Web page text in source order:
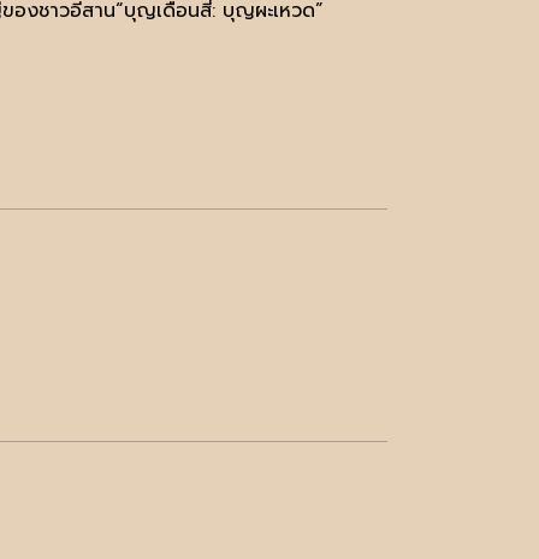
งชาวอีสาน“บุญเดือนสี่: บุญผะเหวด”